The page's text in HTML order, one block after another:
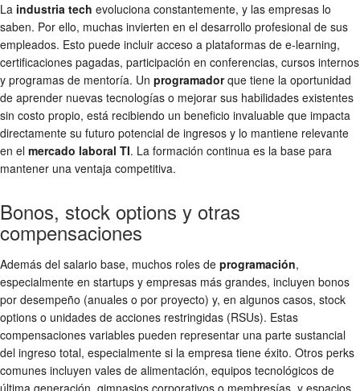
La industria tech evoluciona constantemente, y las empresas lo
saben. Por ello, muchas invierten en el desarrollo profesional de sus
empleados. Esto puede incluir acceso a plataformas de e-learning,
certificaciones pagadas, participación en conferencias, cursos internos
y programas de mentoría. Un programadorque tiene la oportunidad
de aprender nuevas tecnologías o mejorar sus habilidades existentes
sin costo propio, está recibiendo un beneficio invaluable que impacta
directamente su futuro potencial de ingresos y lo mantiene relevante
en el mercado laboral TI. La formación continua es la base para
mantener una ventaja competitiva.
Bonos, stock options y otras
compensaciones
Además del salario base, muchos roles de programación,
especialmente en startups y empresas más grandes, incluyen bonos
por desempeño (anuales o por proyecto) y, en algunos casos, stock
options o unidades de acciones restringidas (RSUs). Estas
compensaciones variables pueden representar una parte sustancial
del ingreso total, especialmente si la empresa tiene éxito. Otros perks
comunes incluyen vales de alimentación, equipos tecnológicos de